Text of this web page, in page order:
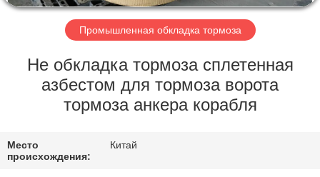
ПУТЕШЕСТВИЕ
ФАБРИКИ
ПРОВЕРКА
КАЧЕСТВА
СВЯЖИТЕСЬ
Промышленная обкладка тормоза
Не обкладка тормоза сплетенная
азбестом для тормоза ворота
тормоза анкера корабля
Место
происхождения:
Китай